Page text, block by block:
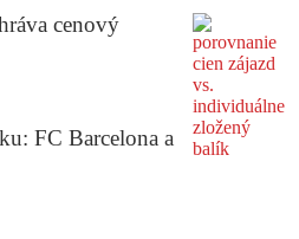
cenový
FC Barcelona a